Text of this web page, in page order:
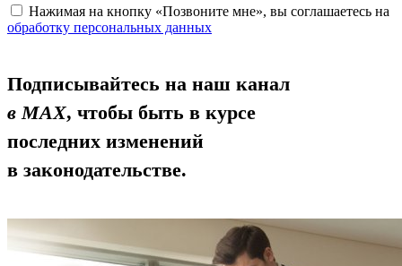
Нажимая на кнопку «Позвоните мне», вы соглашаетесь на
обработку персональных данных
Подписывайтесь на наш канал
в MAX, чтобы быть в курсе
последних изменений
в законодательстве.